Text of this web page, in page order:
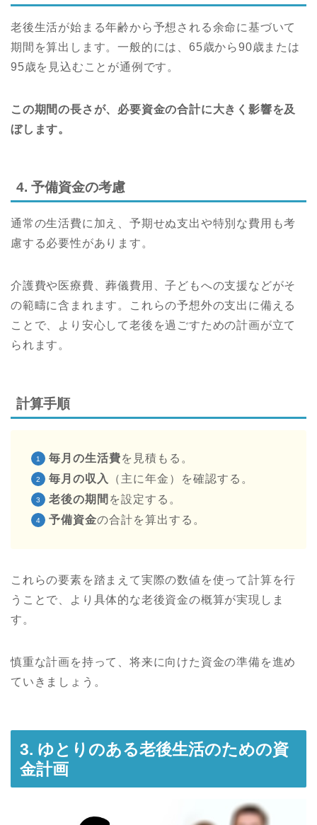
老後生活が始まる年齢から予想される余命に基づいて
期間を算出します。一般的には、65歳から90歳または
95歳を見込むことが通例です。
この期間の長さが、必要資金の合計に大きく影響を及
ぼします。
4. 予備資金の考慮
通常の生活費に加え、予期せぬ支出や特別な費用も考
慮する必要性があります。
介護費や医療費、葬儀費用、子どもへの支援などがそ
の範疇に含まれます。これらの予想外の支出に備える
ことで、より安心して老後を過ごすための計画が立て
られます。
計算手順
毎月の生活費を見積もる。
毎月の収入
（主に年金）を確認する。
老後の期間 を設定する。
予備資金の合計を算出する。
これらの要素を踏まえて実際の数値を使って計算を行
うことで、より具体的な老後資金の概算が実現しま
す。
慎重な計画を持って、将来に向けた資金の準備を進め
ていきましょう。
3. ゆとりのある老後生活のための資
金計画